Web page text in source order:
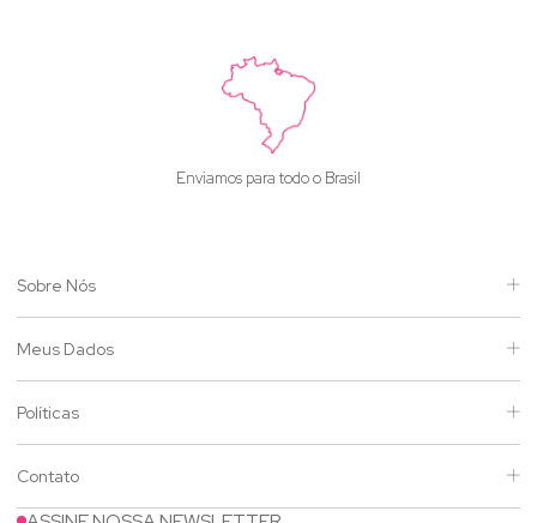
Enviamos para todo o Brasil
Sobre Nós
Meus Dados
Políticas
Contato